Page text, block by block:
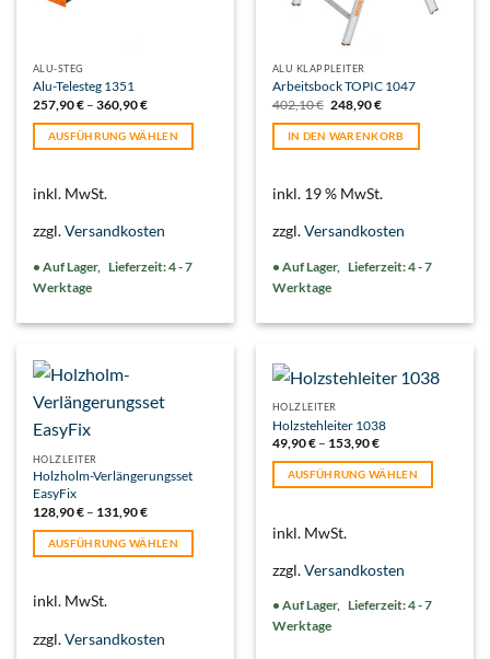
ALU-STEG
Alu-Telesteg 1351
257,90€– 360,90€
AUSFÜHRUNG WÄHLEN
weist
Varianten
auf.
Die
können
der
gewählt
werden
inkl. MwSt.
zzgl.Versandkosten
Lieferzeit:4 - 7
Werktage
ALU KLAPPLEITER
Arbeitsbock TOPIC 1047
402,10€ Ursprünglicher
Preis
war:
402,10 €
248,90€Aktueller
ist:
248,90 €.
IN DEN WARENKORB
inkl. 19 % MwSt.
zzgl.Versandkosten
Lieferzeit:4 - 7
Werktage
HOLZLEITER
Holzholm-Verlängerungsset
EasyFix
128,90€– 131,90€
AUSFÜHRUNG WÄHLEN
weist
Varianten
inkl. MwSt.
zzgl.Versandkosten
HOLZLEITER
Holzstehleiter 1038
49,90€– 153,90€
AUSFÜHRUNG WÄHLEN
weist
Varianten
auf.
Die
inkl. MwSt.
zzgl.Versandkosten
Lieferzeit:4 - 7
Werktage